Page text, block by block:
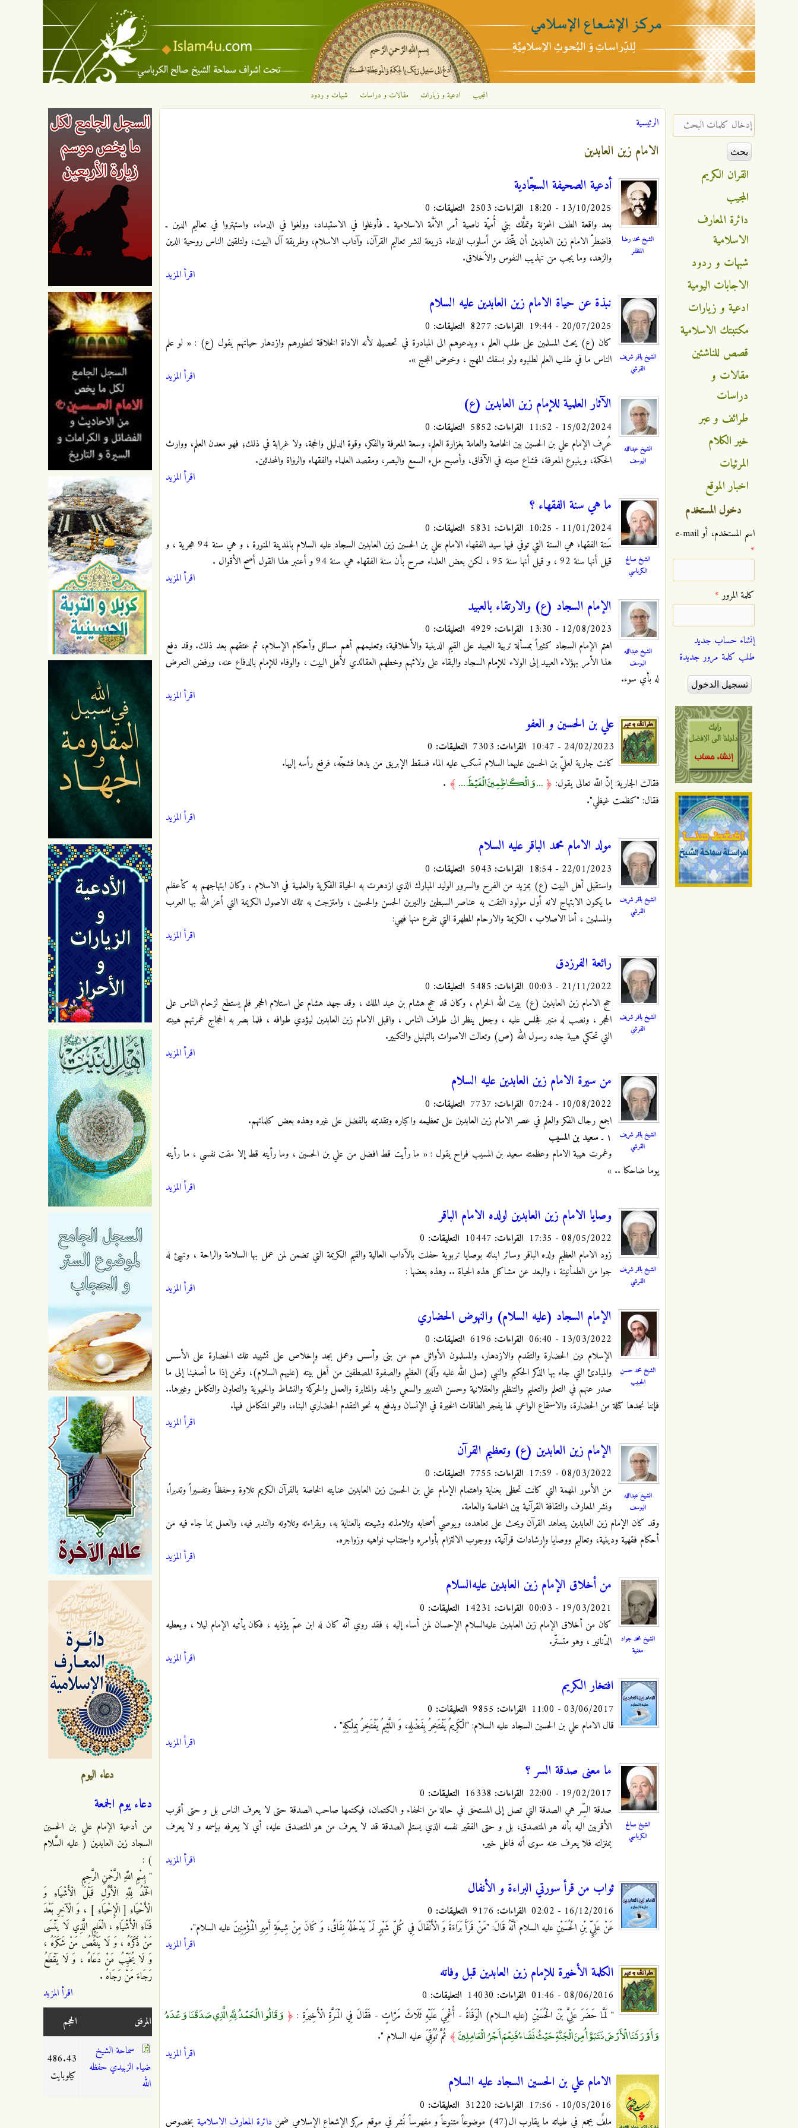
تجاوز إلى المحتوى الرئيسي
الإشعاع
الإسلامي
المجيب ادعية و زيارات مقالات و دراسات شبهات و ردود
أنت هنا
الرئيسية
الامام زين العابدين
الشيخ محمد رضا
المظفر
أدعية الصحيفة السجّادية
13/10/2025 - 18:20 القراءات: التعليقات:
بعد واقعة الطف المحزنة وتملُّك بني أُميّة ناصية أمر الاَمَّة الاسلامية ـ فأوغلوا في الاستبداد، وولغوا في الدماء، واستهتروا في تعاليم الدين ـ
فاضطرّ الامام زين العابدين أن يتّخذ من أسلوب الدعاء ذريعة لنشر تعاليم القرآن، وآداب الاسلام، وطريقة آل البيت، ولتلقين الناس روحية الدين
والزهد، وما يجب من تهذيب النفوس والاَخلاق.
اقرأ المزيد
الشيخ باقر شريف
القرشي
نبذة عن حياة الامام زين العابدين عليه السلام
20/07/2025 - 19:44 القراءات: التعليقات:
كان (ع) يحث المسلمين على طلب العلم ، ويدعوهم الى المبادرة في تحصيله لأنه الاداة الخلاقة لتطورهم وازدهار حياتهم يقول (ع) : « لو علم
الناس ما في طلب العلم لطلبوه ولو بسفك المهج ، وخوض اللجج ».
اقرأ المزيد
الشيخ عبدالله
اليوسف
الآثار العلمية للإمام زين العابدين (ع)
15/02/2024 - 11:52 القراءات: التعليقات:
عُرِف الإمام علي بن الحسين بين الخاصة والعامة بغزارة العلم، وسعة المعرفة والفكر، وقوة الدليل والحجة، ولا غرابة في ذلك؛ فهو معدن العلم، ووارث
الحكمة، وينبوع المعرفة، فشاع صيته في الآفاق، وأصبح ملء السمع والبصر، ومقصد العلماء والفقهاء والرواة والمحدثين.
اقرأ المزيد
الشيخ صالح
الكرباسي
ما هي سنة الفقهاء ؟
11/01/2024 - 10:25 القراءات: التعليقات:
سَنة الفقهاء هي السنة التي توفي فيها سيد الفقهاء الامام علي بن الحسين زين العابدين السجاد عليه السلام بالمدينة المنورة ، و هي سنة 94 هجرية ، و
قيل أنها سنة 92 ، و قيل أنها سنة 95 ، لكن بعض العلماء صرح بأن سنة الفقهاء هي سنة 94 و أعتبر هذا القول أصح الأقوال .
اقرأ المزيد
الشيخ عبدالله
اليوسف
الإمام السجاد (ع) والارتقاء بالعبيد
12/08/2023 - 13:30 القراءات: التعليقات:
اهتم الإمام السجاد كثيراً بمسألة تربية العبيد على القيم الدينية والأخلاقية، وتعليمهم أهم مسائل وأحكام الإسلام، ثم عتقهم بعد ذلك. وقد دفع
هذا الأمر بهؤلاء العبيد إلى الولاء للإمام السجاد والبقاء على ولائهم وخطهم العقائدي لأهل البيت ، والوفاء للإمام بالدفاع عنه، ورفض التعرض
له بأي سوء.
اقرأ المزيد
علي بن الحسين و العفو
24/02/2023 - 10:47 القراءات: التعليقات:
كانت جارية لعليّ بن الحسين عليهما السلام تسكب عليه الماء فسقط الإبريق من يدها فشجّه، فرفع رأسه إليها.
فقالت الجارية: إنّ اللّه تعالى يقول: ﴿ ... وَالْكَاظِمِينَ الْغَيْظَ ... ﴾ .
فقال: "كظمت غيظي".
اقرأ المزيد
الشيخ باقر شريف
القرشي
مولد الامام محمد الباقر عليه السلام
22/01/2023 - 18:54 القراءات: التعليقات:
واستقبل أهل البيت (ع) بمزيد من الفرح والسرور الوليد المبارك الذي ازدهرت به الحياة الفكرية والعلمية في الاسلام ، وكان ابتهاجهم به كأعظم
ما يكون الابتهاج لانه أول مولود التقت به عناصر السبطين والنيرين الحسن والحسين ، وامتزجت به تلك الاصول الكريمة التي أعز الله بها العرب
والمسلمين ، أما الاصلاب ، الكريمة والارحام المطهرة التي تفرع منها فهي:
اقرأ المزيد
الشيخ باقر شريف
القرشي
رائعة الفرزدق
21/11/2022 - 00:03 القراءات: التعليقات:
حج الامام زين العابدين (ع) بيت الله الحرام ، وكان قد حج هشام بن عبد الملك ، وقد جهد هشام على استلام الحجر فلم يستطع لزحام الناس على
الحجر ، ونصب له منبر فجلس عليه ، وجعل ينظر الى طواف الناس ، واقبل الامام زين العابدين ليؤدي طوافه ، فلما بصر به الحجاج غمرتهم هيبته
التي تحكي هيبة جده رسول الله (ص) وتعالت الاصوات بالتهليل والتكبير.
اقرأ المزيد
الشيخ باقر شريف
القرشي
من سيرة الامام زين العابدين عليه السلام
10/08/2022 - 07:24 القراءات: التعليقات:
اجمع رجال الفكر والعلم في عصر الامام زين العابدين على تعظيمه واكباره وتقديمه بالفضل على غيره وهذه بعض كلماتهم.
١ ـ سعيد بن المسيب
وغمرت هيبة الامام وعظمته سعيد بن المسيب فراح يقول : « ما رأيت قط افضل من علي بن الحسين ، وما رأيته قط إلا مقت نفسي ، ما رأيته
يوما ضاحكا .. »
اقرأ المزيد
الشيخ باقر شريف
القرشي
وصايا الامام زين العابدين لولده الامام الباقر
08/05/2022 - 17:35 القراءات: التعليقات:
زود الامام العظيم ولده الباقر وسائر ابنائه بوصايا تربوية حفلت بالآداب العالية والقيم الكريمة التي تضمن لمن عمل بها السلامة والراحة ، وتهيئ له
جوا من الطمأنينة ، والبعد عن مشاكل هذه الحياة .. وهذه بعضها :
اقرأ المزيد
الشيخ محمد حسن
الحبيب
الإمام السجاد (عليه السلام) والنهوض الحضاري
13/03/2022 - 06:40 القراءات: التعليقات:
الإسلام دين الحضارة والتقدم والازدهار، والمسلمون الأوائل هم من بنى وأسس وعمل بجد وإخلاص على تشييد تلك الحضارة على الأسس
والمبادئ التي جاء بها الذكر الحكيم والنبي (صلى الله عليه وآله) العظيم والصفوة المصطفين من أهل بيته (عليهم السلام)، ونحن إذا ما أصغينا إلى ما
صدر عنهم في التعلم والتعليم والتنظيم والعقلانية وحسن التدبير والسعي والجد والمثابرة والعمل والحركة والنشاط والحيوية والتعاون والتكامل وغيرها..
فإننا نجدها كتلة من الحضارة، والاستماع الواعي لها يفجر الطاقات الخيرة في الإنسان ويدفع به نحو التقدم الحضاري البناء، والنمو المتكامل فيها.
اقرأ المزيد
الشيخ عبدالله
اليوسف
الإمام زين العابدين (ع) وتعظيم القرآن
08/03/2022 - 17:59 القراءات: التعليقات:
من الأمور المهمة التي كانت تحظى بعناية واهتمام الإمام علي بن الحسين زين العابدين عنايته الخاصة بالقرآن الكريم تلاوة وحفظاً وتفسيراً وتدبراً،
ونشر المعارف والثقافة القرآنية بين الخاصة والعامة.
وقد كان الإمام زين العابدين يتعاهد القرآن ويحث على تعاهده، ويوصي أصحابه وتلامذته وشيعته بالعناية به، وبقراءته وتلاوته والتدبر فيه، والعمل بما جاء فيه من
أحكام فقهية ودينية، وتعاليم ووصايا وإرشادات قرآنية، ووجوب الالتزام بأوامره واجتناب نواهيه وزواجره.
اقرأ المزيد
الشيخ محمد جواد
مغنية
من أخلاق الإمام زين العابدين عليه‌السلام
19/03/2021 - 00:03 القراءات: التعليقات:
كان من أخلاق الإمام زين العابدين عليه‌السلام الإحسان لمن أساء إليه ؛ فقد روي أنّه كان له ابن عمّ يؤذيه ، فكان يأتيه الإمام ليلا ، ويعطيه
الدّنانير ، وهو متستّر.
اقرأ المزيد
افتخار الكريم
03/06/2017 - 11:00 القراءات: التعليقات:
قال الامام علي بن الحسين السجاد عليه السلام: "الْكَرِيمُ يَفْتَخِرُ بِفَضْلِهِ، وَ اللَّئِيمُ يَفْتَخِرُ بِمِلْكِهِ‏" .‏
اقرأ المزيد
الشيخ صالح
الكرباسي
ما معنى صدقة السر ؟
19/02/2017 - 22:00 القراءات: التعليقات:
صدقة السِّر هي الصدقة التي تصل إلى المستحق في حالة من الخفاء و الكتمان، فيكتمها صاحب الصدقة حتى لا يعرف الناس بل و حتى أقرب
الأقربين اليه بأنه هو المتصدق، بل و حتى الفقير نفسه الذي يستلم الصدقة قد لا يعرف من هو المتصدق عليه، أي لا يعرفه بإسمه و لا يعرف
بمنزلته فلا يعرف عنه سوى أنه فاعل خير.
اقرأ المزيد
ثواب من قرأ سورتي البراءة و الأنفال
16/12/2016 - 02:02 القراءات: التعليقات:
عَنْ عَلِيِّ بْنِ الْحُسَيْنِ عليه السلام أنَّهُ قَالَ: "مَنْ قَرَأَ بَرَاءَةَ وَ الْأَنْفَالَ فِي كُلِّ شَهْرٍ لَمْ يَدْخُلْهُ نِفَاقٌ، وَ كَانَ مِنْ شِيعَةِ أَمِيرِ الْمُؤْمِنِينَ عليه السلام"‏.
اقرأ المزيد
الكلمة الأخيرة للإمام زين العابدين قبل وفاته
08/06/2016 - 01:46 القراءات: التعليقات:
" لَمَّا حَضَرَ عَلِيَّ بْنَ الْحُسَيْنِ (عليه السلام) الْوَفَاةُ - أُغْمِيَ عَلَيْهِ ثَلَاثَ مَرَّاتٍ - فَقَالَ فِي الْمَرَّةِ الْأَخِيرَةِ : ﴿ وَقَالُوا الْحَمْدُ لِلَّهِ الَّذِي صَدَقَنَا وَعْدَهُ
وَأَوْرَثَنَا الْأَرْضَ نَتَبَوَّأُ مِنَ الْجَنَّةِ حَيْثُ نَشَاءُ فَنِعْمَ أَجْرُ الْعَامِلِينَ ﴾ ثُمَّ تُوُفِّيَ ع‏ليه السلام ".
اقرأ المزيد
الامام علي بن الحسين السجاد عليه السلام
10/05/2016 - 17:56 القراءات: التعليقات:
ملفٌ يجمع في طياته ما يقارب ال(47) موضوعاً متنوعاً و مفهرساً نُشر في موقع مركز الإشعاع الإسلامي ضمن
دائرة المعارف الاسلامية بخصوص
دعاء اليوم
دعاء يوم الجمعة
من أدعية الإمام علي بن الحسين
السجاد زين العابدين ( عليه السَّلام
) :
" بِسْمِ اللَّهِ الرَّحْمنِ الرَّحِيمِ
الْحَمْدُ لِلَّهِ الْأَوَّلِ قَبْلَ الْأَشْيَاءِ وَ
الْأَحْيَاءِ [ الْإِحْيَاءِ ] ، وَ الْآخِرِ بَعْدَ
فَنَاءِ الْأَشْيَاءِ ، الْعَلِيمِ الَّذِي لَا يَنْسَى
مَنْ ذَكَرَهُ ، وَ لَا يَنْقُصُ مَنْ شَكَرَهُ ،
وَ لَا يُخَيِّبُ مَنْ دَعَاهُ ، وَ لَا يَقْطَعُ
رَجَاءَ مَنْ رَجَاهُ .
اقرأ المزيد
المرفق
الحجم
سماحة الشيخ
ضياء الزبيدي حفظه
الله
486.43
كيلوبايت
‏إدخال كلمات البحث ‏
القران الكريم
المجيب
دائرة المعارف
الاسلامية
شبهات و ردود
الاجابات اليومية
ادعية و زيارات
مكتبتك الاسلامية
قصص للناشئين
مقالات و
دراسات
طرائف و عبر
خير الكلام
المرئيات
اخبار الموقع
دخول المستخدم
‏اسم المستخدم، أو e-mail
*
‏كلمة المرور ‏*
إنشاء حساب جديد
طلب كلمة مرور جديدة